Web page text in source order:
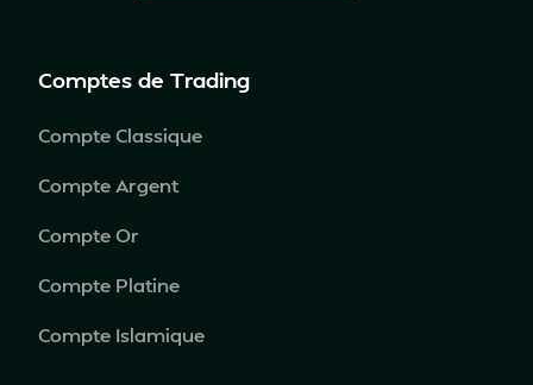
Comptes de Trading
Compte Classique
Compte Argent
Compte Or
Compte Platine
Compte Islamique